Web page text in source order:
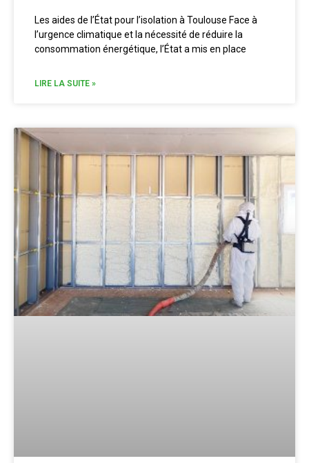
Les aides de l’État pour l’isolation à Toulouse Face à
l’urgence climatique et la nécessité de réduire la
consommation énergétique, l’État a mis en place
LIRE LA SUITE »